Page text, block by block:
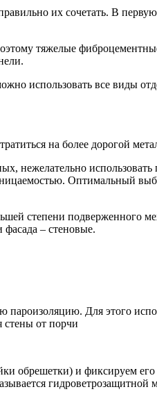
их сочетать. В
тяжелые
использовать все виды
на более дорогой
нежелательно
Оптимальный
степени подверженного
– стеновые.
пароизоляцию. Для этого
стены от порчи
обрешетки) и фиксируем
гидроветрозащитной